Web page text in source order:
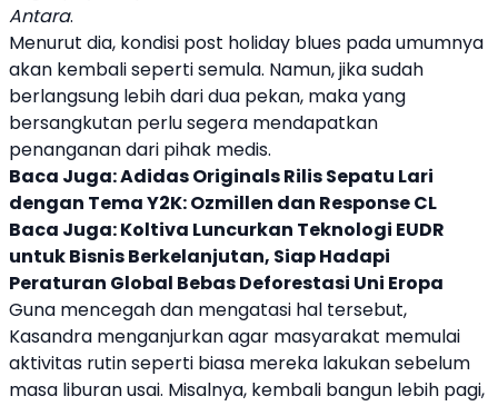
Antara.
Menurut dia, kondisi post holiday blues pada umumnya
akan kembali seperti semula. Namun, jika sudah
berlangsung lebih dari dua pekan, maka yang
bersangkutan perlu segera mendapatkan
penanganan dari pihak medis.
Baca Juga:Adidas Originals Rilis Sepatu Lari
dengan Tema Y2K: Ozmillen dan Response CL
Baca Juga:Koltiva Luncurkan Teknologi EUDR
untuk Bisnis Berkelanjutan, Siap Hadapi
Peraturan Global Bebas Deforestasi Uni Eropa
Guna mencegah dan mengatasi hal tersebut,
Kasandra menganjurkan agar masyarakat memulai
aktivitas rutin seperti biasa mereka lakukan sebelum
masa liburanusai. Misalnya, kembali bangun lebih pagi,